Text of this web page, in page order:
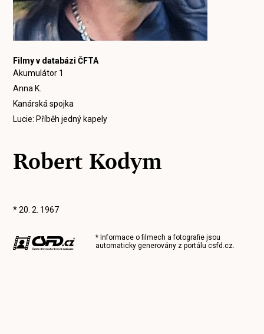
Filmy v databázi ČFTA
Akumulátor 1
Anna K.
Kanárská spojka
Lucie: Příběh jedný kapely
Robert Kodym
* 20. 2. 1967
* Informace o filmech a fotografie jsou
automaticky generovány z portálucsfd.cz.